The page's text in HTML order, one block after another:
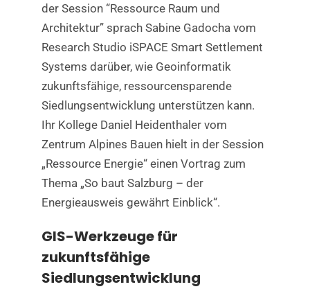
der Session “Ressource Raum und
Architektur” sprach Sabine Gadocha vom
Research Studio iSPACE Smart Settlement
Systems darüber, wie Geoinformatik
zukunftsfähige, ressourcensparende
Siedlungsentwicklung unterstützen kann.
Ihr Kollege Daniel Heidenthaler vom
Zentrum Alpines Bauen hielt in der Session
„Ressource Energie“ einen Vortrag zum
Thema „So baut Salzburg – der
Energieausweis gewährt Einblick“.
GIS-Werkzeuge für
zukunftsfähige
Siedlungsentwicklung